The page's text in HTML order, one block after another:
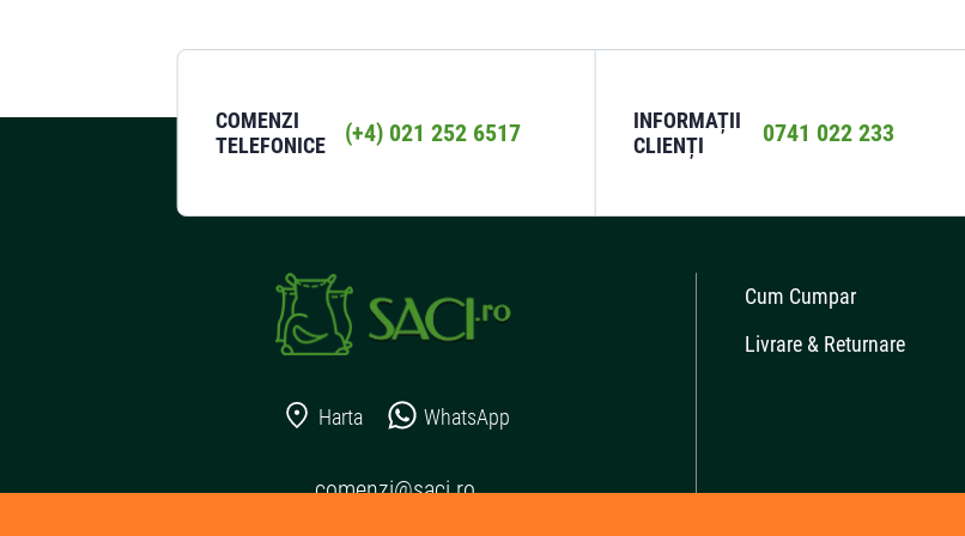
COMENZI
TELEFONICE
(+4) 021 252 6517
INFORMAȚII
CLIENȚI
0741 022 233
Harta WhatsApp
comenzi@saci.ro
Cum Cumpar
Livrare & Returnare